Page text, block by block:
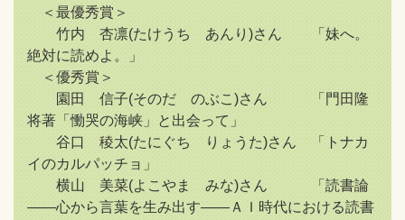
＜最優秀賞＞
竹内 杏凛(たけうち あんり)さん 「妹へ。
絶対に読めよ。」
＜優秀賞＞
園田 信子(そのだ のぶこ)さん 「門田隆
将著「慟哭の海峡」と出会って」
谷口 稜太(たにぐち りょうた)さん 「トナカ
イのカルパッチョ」
横山 美菜(よこやま みな)さん 「読書論
――心から言葉を生み出す――ＡＩ時代における読書